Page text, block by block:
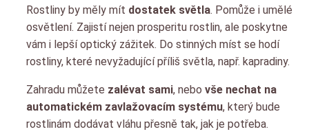
Rostliny by měly mít dostatek světla. Pomůže i umělé
osvětlení. Zajistí nejen prosperitu rostlin, ale poskytne
vám i lepší optický zážitek. Do stinných míst se hodí
rostliny, které nevyžadující příliš světla, např. kapradiny.
Zahradu můžete zalévat sami, nebo vše nechat na
automatickém zavlažovacím systému, který bude
rostlinám dodávat vláhu přesně tak, jak je potřeba.